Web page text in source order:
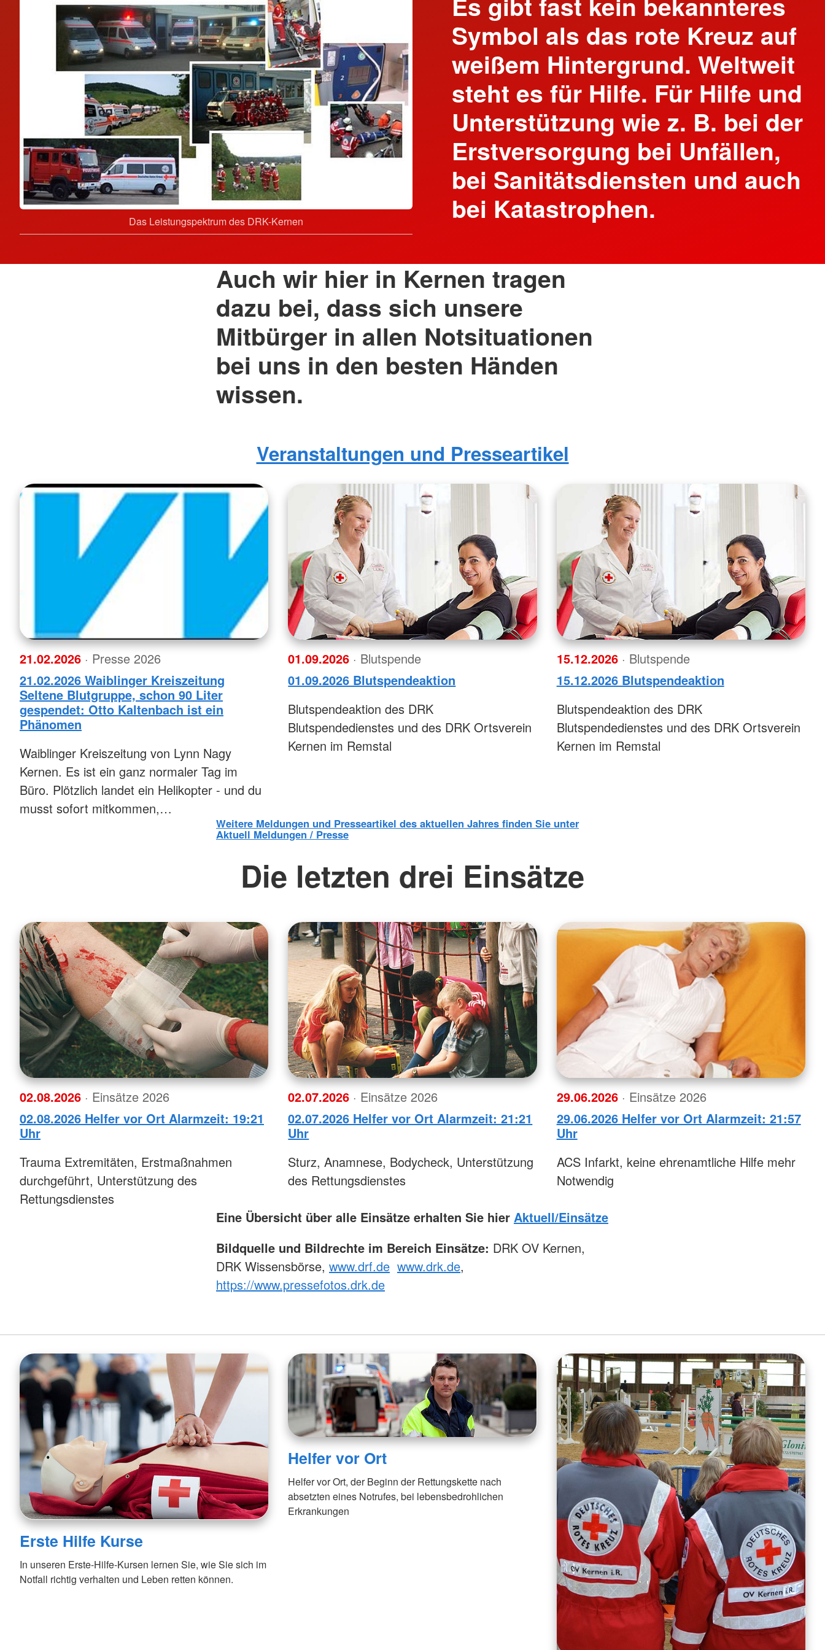
Das Leistungspektrum des DRK-Kernen
Symbol als das rote Kreuz auf
weißem Hintergrund. Weltweit
steht es für Hilfe. Für Hilfe und
Unterstützung wie z. B. bei der
Erstversorgung bei Unfällen,
bei Sanitätsdiensten und auch
bei Katastrophen.
Auch wir hier in Kernen tragen
dazu bei, dass sich unsere
Mitbürger in allen Notsituationen
bei uns in den besten Händen
wissen.
Veranstaltungen und Presseartikel
21.02.2026 · Presse 2026
21.02.2026 Waiblinger Kreiszeitung
Seltene Blutgruppe, schon 90 Liter
gespendet: Otto Kaltenbach ist ein
Phänomen
Waiblinger Kreiszeitung von Lynn Nagy
Kernen. Es ist ein ganz normaler Tag im
Büro. Plötzlich landet ein Helikopter - und du
musst sofort mitkommen,…
01.09.2026 · Blutspende
01.09.2026 Blutspendeaktion
Blutspendeaktion des DRK
Blutspendedienstes und des DRK Ortsverein
Kernen im Remstal
15.12.2026 · Blutspende
15.12.2026 Blutspendeaktion
Blutspendeaktion des DRK
Blutspendedienstes und des DRK Ortsverein
Kernen im Remstal
Weitere Meldungen und Presseartikel des aktuellen Jahres finden Sie unter
Aktuell Meldungen / Presse
Die letzten drei Einsätze
02.08.2026 · Einsätze 2026
02.08.2026 Helfer vor Ort Alarmzeit: 19:21
Uhr
Trauma Extremitäten, Erstmaßnahmen
durchgeführt, Unterstützung des
Rettungsdienstes
02.07.2026 · Einsätze 2026
02.07.2026 Helfer vor Ort Alarmzeit: 21:21
Uhr
Sturz, Anamnese, Bodycheck, Unterstützung
des Rettungsdienstes
29.06.2026 · Einsätze 2026
29.06.2026 Helfer vor Ort Alarmzeit: 21:57
Uhr
ACS Infarkt, keine ehrenamtliche Hilfe mehr
Notwendig
Eine Übersicht über alle Einsätze erhalten Sie hier Aktuell/Einsätze
Bildquelle und Bildrechte im Bereich Einsätze: DRK OV Kernen,
DRK Wissensbörse, www.drf.de www.drk.de,
https://www.pressefotos.drk.de
Erste Hilfe Kurse
In unseren Erste-Hilfe-Kursen lernen Sie, wie Sie sich im
Notfall richtig verhalten und Leben retten können.
Helfer vor Ort
Helfer vor Ort, der Beginn der Rettungskette nach
absetzten eines Notrufes, bei lebensbedrohlichen
Erkrankungen